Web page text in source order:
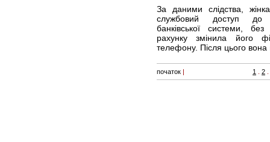
За даними слідства,
службовий доступ до
банківської системи,
рахунку змінила його
телефону. Після цього
початок | 1 2